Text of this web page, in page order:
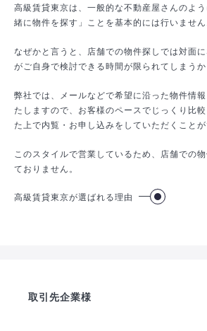
高級賃貸東京は、一般的な不動産屋さんのよ
緒に物件を探す」ことを基本的には行いません
なぜかと言うと、店舗での物件探しでは対面
がご自身で検討できる時間が限られてしまうか
弊社では、メールなどで希望に沿った物件情
たしますので、お客様のペースでじっくり比
た上で内覧・お申し込みをしていただくことが
このスタイルで営業しているため、店舗での
ておりません。
高級賃貸東京が選ばれる理由
取引先企業様